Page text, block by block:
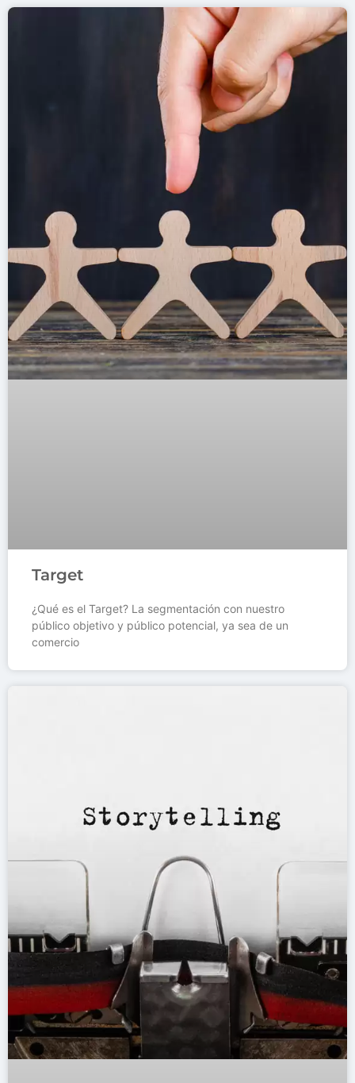
Target
¿Qué es el Target? La segmentación con nuestro
público objetivo y público potencial, ya sea de un
comercio